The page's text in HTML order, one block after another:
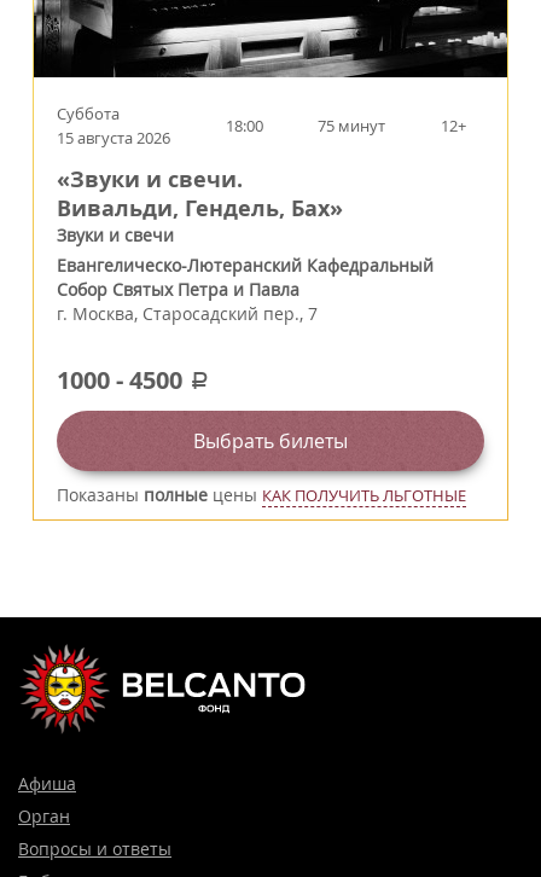
Суббота
15 августа 2026
18:00 75 минут 12+
«Звуки и свечи.
Вивальди, Гендель, Бах»
Звуки и свечи
Евангелическо-Лютеранский Кафедральный
Собор Святых Петра и Павла
г. Москва, Старосадский пер., 7
1000-4500 a
Выбрать билеты
Показаны полные цены КАК ПОЛУЧИТЬ ЛЬГОТНЫЕ
Афиша
Орган
Вопросы и ответы